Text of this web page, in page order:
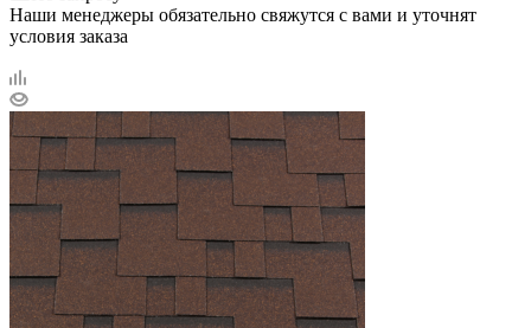
Наши менеджеры обязательно свяжутся с вами и уточнят
условия заказа